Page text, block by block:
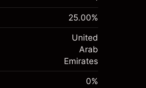
-0.0216
~
AED 1,000.00
-0.000622
25.00%
United
Arab
Emirates
0%